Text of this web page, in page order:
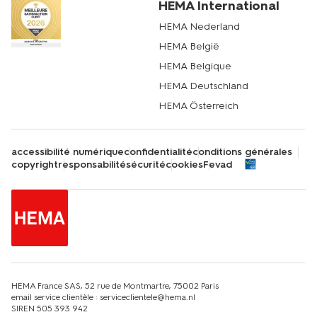
France. Rendez-vous dans votre magasin le plus proche
ou sur hema.com pour découvrir notre sélection
complète de chaussettes bébé,
autres essentiels pour le confort de votre petit trésor.
Chez HEMA, nous mettons tout en œuvre pour que
port de nos chaussettes l'est pour votre bébé.
HEMA International
HEMA Nederland
HEMA België
HEMA Belgique
HEMA Deutschland
HEMA Österreich
accessibilité numériqueconfidentialitéconditions générales
copyrightresponsabilitésécuritécookiesFevad
HEMA France SAS, 52 rue de Montmartre, 75002 Paris
email service clientèle : serviceclientele@hema.nl
SIREN 505 393 942